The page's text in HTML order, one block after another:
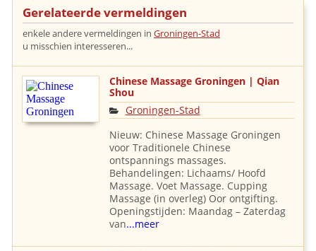
Gerelateerde vermeldingen
enkele andere vermeldingen in Groningen-Stad
u misschien interesseren...
Chinese Massage Groningen | Qian
Shou
Groningen-Stad
Nieuw: Chinese Massage Groningen
voor Traditionele Chinese
ontspannings massages.
Behandelingen: Lichaams/ Hoofd
Massage. Voet Massage. Cupping
Massage (in overleg) Oor ontgifting.
Openingstijden: Maandag – Zaterdag
van...meer